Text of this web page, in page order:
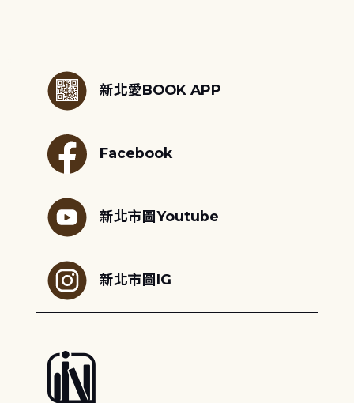
新北愛BOOK APP
Facebook
新北市圖Youtube
新北市圖IG